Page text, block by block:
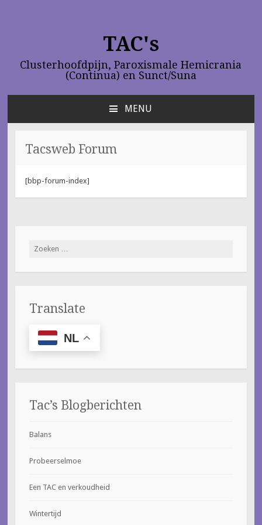
TAC's
Clusterhoofdpijn, Paroxismale Hemicrania
(Continua) en Sunct/Suna
MENU
INHOUD
SPRINGEN
Tacsweb Forum
[bbp-forum-index]
Zoeken
Translate
NL
Tac’s Blogberichten
Balans
Probeerselmoe
Een TAC en verkoudheid
Wintertijd